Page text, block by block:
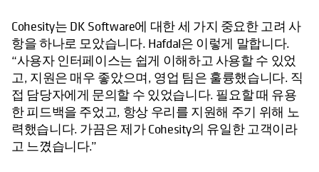
Cohesity는 DK Software에 대한 세 가지 중요한 고려 사
항을 하나로 모았습니다. Hafdal은 이렇게 말합니다.
“사용자 인터페이스는 쉽게 이해하고 사용할 수 있었
고, 지원은 매우 좋았으며, 영업 팀은 훌륭했습니다. 직
접 담당자에게 문의할 수 있었습니다. 필요할 때 유용
한 피드백을 주었고, 항상 우리를 지원해 주기 위해 노
력했습니다. 가끔은 제가 Cohesity의 유일한 고객이라
고 느꼈습니다.”